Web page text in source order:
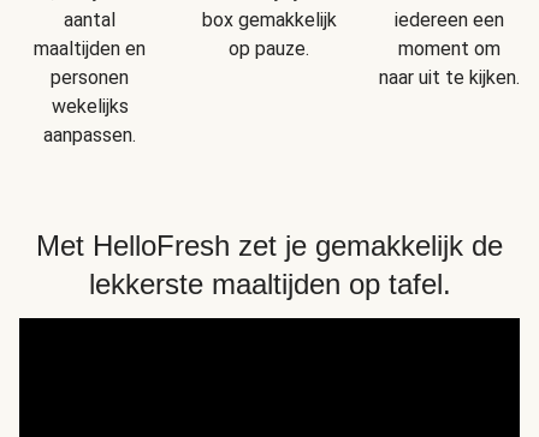
aantal
maaltijden en
personen
wekelijks
aanpassen.
box gemakkelijk
op pauze.
iedereen een
moment om
naar uit te kijken.
Met HelloFresh zet je gemakkelijk de
lekkerste maaltijden op tafel.